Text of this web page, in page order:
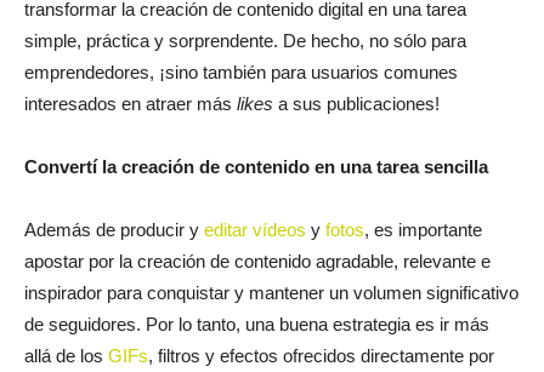
transformar la creación de contenido digital en una tarea
simple, práctica y sorprendente. De hecho, no sólo para
emprendedores, ¡sino también para usuarios comunes
interesados en atraer más likes a sus publicaciones!
Convertí la creación de contenido en una tarea sencilla
Además de producir y editar vídeos y fotos, es importante
apostar por la creación de contenido agradable, relevante e
inspirador para conquistar y mantener un volumen significativo
de seguidores. Por lo tanto, una buena estrategia es ir más
allá de los GIFs, filtros y efectos ofrecidos directamente por